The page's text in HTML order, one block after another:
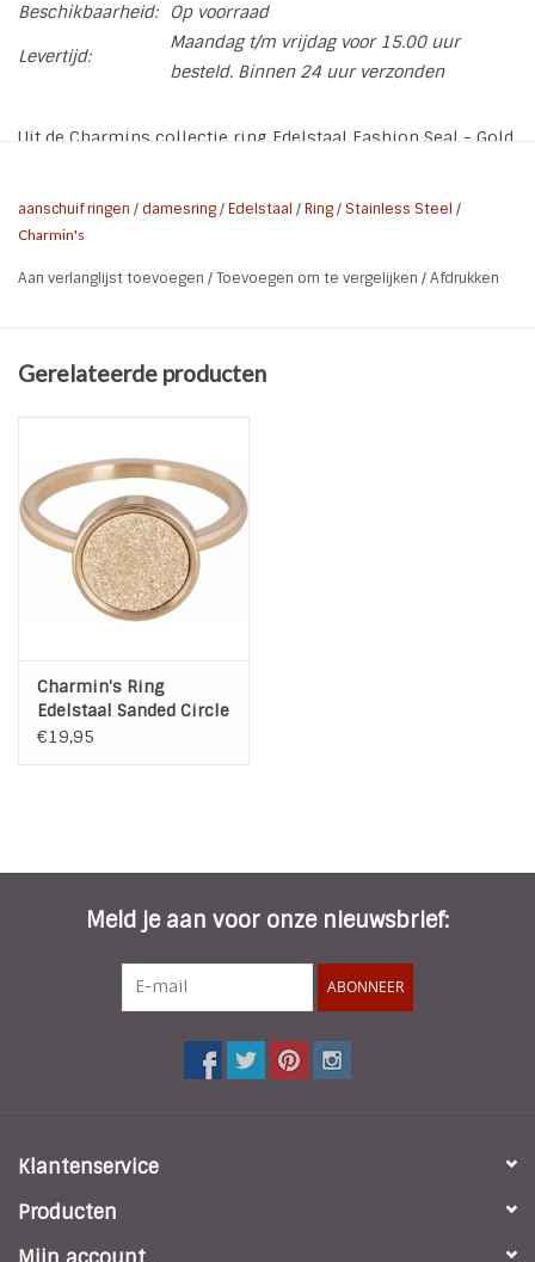
Beschikbaarheid:
Op voorraad
Levertijd:
Maandag t/m vrijdag voor 15.00 uur
besteld. Binnen 24 uur verzonden
Uit de Charmins collectie ring Edelstaal Fashion Seal - Gold
* Kleur: Goud
* Materiaal: Hoogwaardig Edelstaal - Gold Plated
Kijk voor garantie ook bijaanvullende garantievoorwaarden
aanschuif ringen / damesring/Edelstaal /Ring/ Stainless Steel /
Charmin's
Aan verlanglijst toevoegen /Toevoegen om te vergelijken /Afdrukken
Gerelateerde producten
Charmin's Ring
Edelstaal Sanded Circle
- Gold
€19,95
Meld je aan voor onze nieuwsbrief:
ABONNEER
Klantenservice
Producten